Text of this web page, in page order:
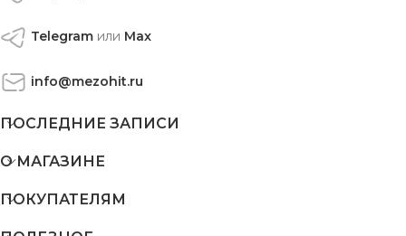
Telegram или Max
info@mezohit.ru
ПОСЛЕДНИЕ ЗАПИСИ
О МАГАЗИНЕ
ПОКУПАТЕЛЯМ